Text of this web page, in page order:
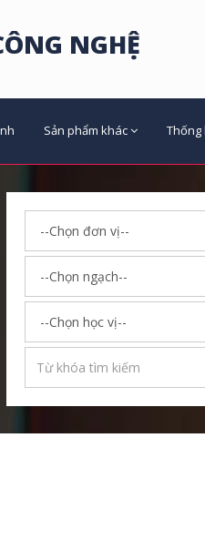
NGHỆ
Sản phẩm khác Thống